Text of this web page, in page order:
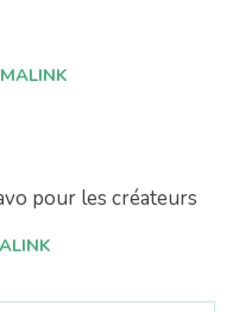
pour les créateurs